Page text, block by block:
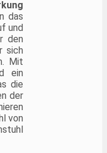
das
und
den
sich
Mit
ein
die
der
von